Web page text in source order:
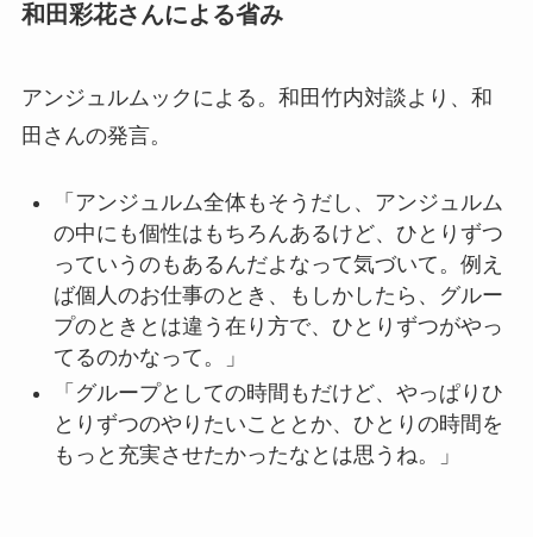
和田彩花さんによる省み
アンジュルムックによる。和田竹内対談より、和
田さんの発言。
「アンジュルム全体もそうだし、アンジュルム
の中にも個性はもちろんあるけど、ひとりずつ
っていうのもあるんだよなって気づいて。例え
ば個人のお仕事のとき、もしかしたら、グルー
プのときとは違う在り方で、ひとりずつがやっ
てるのかなって。」
「グループとしての時間もだけど、やっぱりひ
とりずつのやりたいこととか、ひとりの時間を
もっと充実させたかったなとは思うね。」